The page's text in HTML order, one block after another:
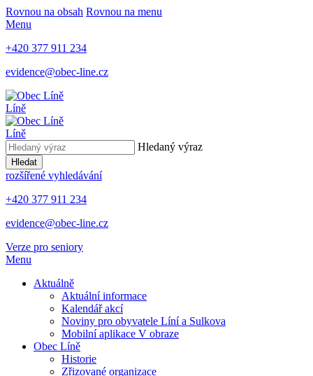
Rovnou na obsah Rovnou na menu
Menu
+420 377 911 234
evidence@obec-line.cz
Líně
Líně
Hledaný výraz
Hledat
rozšířené vyhledávání
+420 377 911 234
evidence@obec-line.cz
Verze pro seniory
Menu
Aktuálně
Aktuální informace
Kalendář akcí
Noviny pro obyvatele Líní a Sulkova
Mobilní aplikace V obraze
Obec Líně
Historie
Zřizované organizace